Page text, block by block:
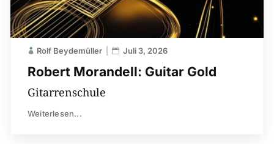
Robert Morandell: Guitar Gold
Rolf Beydemüller Juli 3, 2026
Gitarrenschule
Weiterlesen...